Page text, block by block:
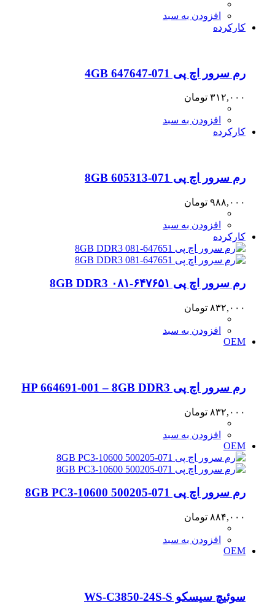
افزودن به سبد
کارکرده
رم سرور اچ پی 4GB 647647-071
۳۱۲,۰۰۰ تومان
افزودن به سبد
کارکرده
رم سرور اچ پی 8GB 605313-071
۹۸۸,۰۰۰ تومان
افزودن به سبد
کارکرده
رم سرور اچ پی ۶۴۷۶۵۱-۰۸۱ 8GB DDR3
۸۳۲,۰۰۰ تومان
افزودن به سبد
OEM
رم سرور اچ پی HP 664691-001 – 8GB DDR3
۸۳۲,۰۰۰ تومان
افزودن به سبد
OEM
رم سرور اچ پی 8GB PC3-10600 500205-071
۸۸۴,۰۰۰ تومان
افزودن به سبد
OEM
سوئیچ سیسکو WS-C3850-24S-S